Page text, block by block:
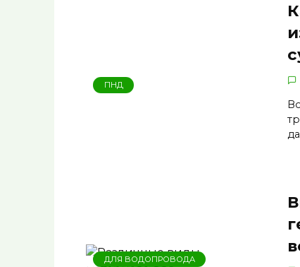
ПНД
ДЛЯ ВОДОПРОВОДА